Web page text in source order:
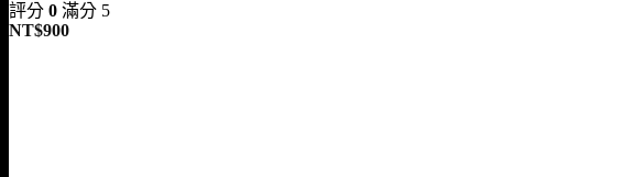
評分 0 滿分 5
NT$900